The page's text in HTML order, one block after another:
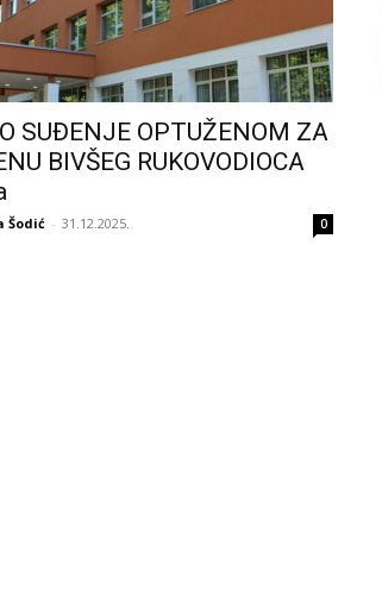
SUĐENJE OPTUŽENOM ZA
BIVŠEG RUKOVODIOCA
Šodić - 31.12.2025. 0